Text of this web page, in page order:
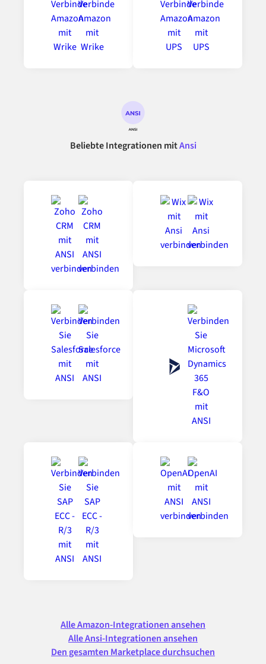
Beliebte Integrationen mitAnsi
Alle Amazon-Integrationen ansehen
Alle Ansi-Integrationen ansehen
Den gesamten Marketplace durchsuchen